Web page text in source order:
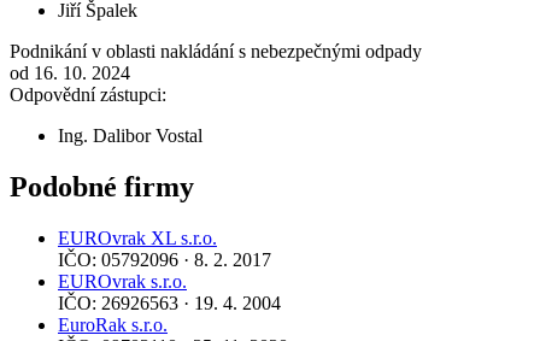
Jiří Špalek
Podnikání v oblasti nakládání s nebezpečnými odpady
od 16. 10. 2024
Odpovědní zástupci:
Ing. Dalibor Vostal
Podobné firmy
EUROvrak XL s.r.o.
IČO: 05792096 · 8. 2. 2017
EUROvrak s.r.o.
IČO: 26926563 · 19. 4. 2004
EuroRak s.r.o.